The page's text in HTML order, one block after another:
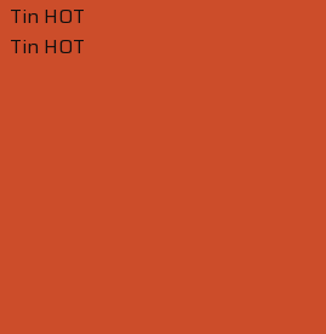
Tin HOT
Tin HOT